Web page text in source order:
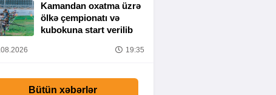
Kamandan oxatma üzrə
ölkə çempionatı və
kubokuna start verilib
19:35
Bütün xəbərlər